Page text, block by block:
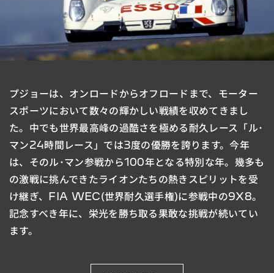
プジョーは、オンロードからオフロードまで、モーター
スポーツにおいて数々の輝かしい戦績を収めてきまし
た。 中でも世界最高峰の過酷さを極める耐久レース「ル･
マン24時間レース」では3度の優勝を誇ります。今年
は、そのル･マン参戦から100年となる特別な年。 幾多も
の激戦に挑んできたライオンたちの熱きスピリットを受
け継ぎ、FIA WEC(世界耐久選手権)に参戦中の9X8。
記念すべき年に、栄光を勝ち取る果敢な挑戦が続いてい
ます。